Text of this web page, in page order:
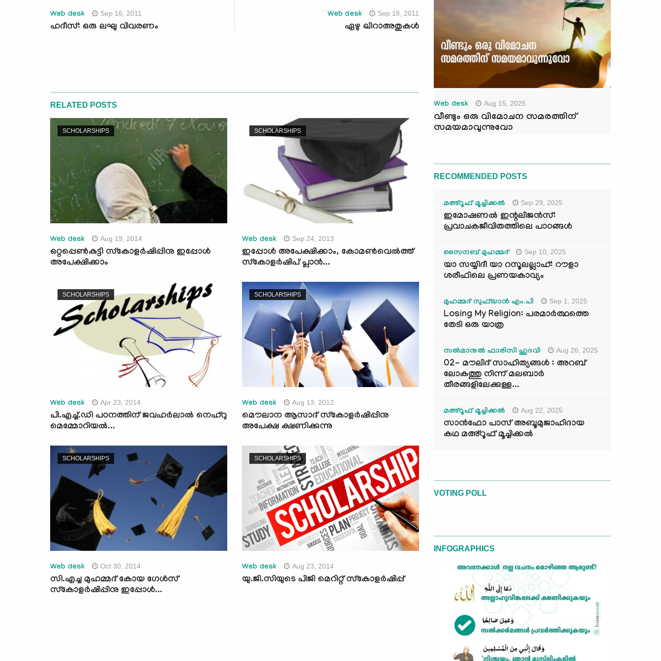
Web desk Sep 16, 2011
ഹദീസ്: ഒരു ലഘു വിവരണം
Web desk Sep 18, 2011
ഏഴു ഖിറാഅതുകള്‍
RELATED POSTS
SCHOLARSHIPS
Web desk Aug 19, 2014
ഒറ്റപ്പെണ്‍കുട്ടി സ്‌കോളര്‍ഷിപ്പിനു ഇപ്പോള്‍
അപേക്ഷിക്കാം
SCHOLARSHIPS
Web desk Sep 24, 2013
ഇപ്പോള്‍ അപേക്ഷിക്കാം, കോമണ്‍വെല്‍ത്ത്
സ്‌കോളര്‍ഷിപ് പ്ലാന്‍...
SCHOLARSHIPS
Web desk Apr 23, 2014
പി.എച്ച്.ഡി പഠനത്തിന് ജവഹര്‍ലാല്‍ നെഹ്റു
മെമ്മോറിയല്‍...
SCHOLARSHIPS
Web desk Aug 13, 2012
മൌലാന ആസാദ്‌ സ്കോളര്‍ഷിപ്പിനു
അപേക്ഷ ക്ഷണിക്കുന്നു
SCHOLARSHIPS
Web desk Oct 30, 2014
സി.എച്ച മുഹമ്മദ് കോയ ഗേള്‍സ്
സ്കോളര്‍ഷിപ്പിനു ഇപ്പോള്‍...
SCHOLARSHIPS
Web desk Aug 23, 2014
യു.ജി.സിയുടെ പിജി മെറിറ്റ് സ്‌കോളര്‍ഷിപ്പ്
Web desk Aug 15, 2025
വീണ്ടും ഒരു വിമോചന സമരത്തിന്
സമയമാവുന്നുവോ
RECOMMENDED POSTS
മഅ്റൂഫ് മൂച്ചിക്കല്‍ Sep 29, 2025
ഇമോഷണൽ ഇന്റലിജൻസ്:
പ്രവാചകജീവിതത്തിലെ പാഠങ്ങൾ
സൈനബ് മുഹമ്മദ് Sep 10, 2025
യാ സയ്യിദീ യാ റസൂലല്ലാഹ്: റൗളാ
ശരീഫിലെ പ്രണയകാവ്യം
മുഹമ്മദ് സുഫ്‌യാൻ എം.പി Sep 1, 2025
Losing My Religion: പരമാർത്ഥത്തെ
തേടി ഒരു യാത്ര
സൽമാനുൽ ഫാരിസി ഹുദവി Aug 26, 2025
02- മൗലിദ് സാഹിത്യങ്ങൾ : അറബ്
ലോകത്തു നിന്ന് മലബാർ
തീരങ്ങളിലേക്കുള്ള...
മഅ്റൂഫ് മൂച്ചിക്കല്‍ Aug 22, 2025
സാൻഫോ പാസ് അബൂമുജാഹിദായ
കഥ മഅ്റൂഫ് മൂച്ചിക്കല്‍
VOTING POLL
INFOGRAPHICS